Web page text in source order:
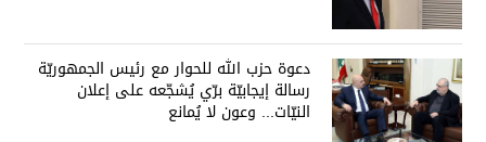
دعوة حزب الله للحوار مع رئيس الجمهوريّة
رسالة إيجابيّة برّي يُشجّعه على إعلان
النيّات... وعون لا يُمانع